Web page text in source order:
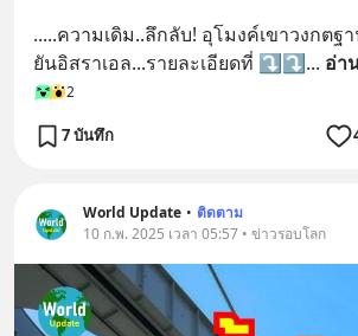
.....ความเดิม..ลึกลับ! อุโมงค์เขาวงกต
ยันอิสราเอล...รายละเอียดที่ ⤵️⤵️... อ่า
2
7 บันทึก
World Update • ติดตาม
10 ก.พ. 2025 เวลา 05:57 • ข่าวรอบโลก